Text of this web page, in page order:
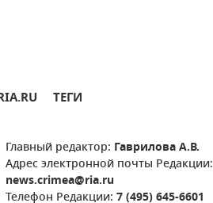
ТЕГИ
Главный редактор: Гаврилова А.В.
Адрес электронной почты Редакции:
news.crimea@ria.ru
Телефон Редакции: 7 (495) 645-6601